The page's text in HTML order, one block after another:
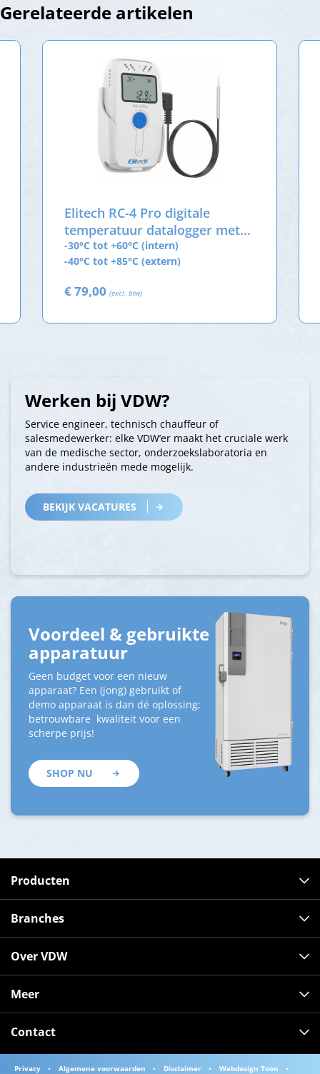
Gerelateerde artikelen
Elitech RC-4 Pro digitale
temperatuur datalogger met
externe sensor
-30°C tot +60°C (intern)
-40°C tot +85°C (extern)
€ 79,00(excl. btw)
Werken bij VDW?
Service engineer, technisch chauffeur of
salesmedewerker: elke VDW’er maakt het cruciale werk
van de medische sector, onderzoekslaboratoria en
andere industrieën mede mogelijk.
BEKIJK VACATURES
Voordeel & gebruikte
apparatuur
Geen budget voor een nieuw
apparaat? Een (jong) gebruikt of
demo apparaat is dan dé oplossing;
betrouwbare kwaliteit voor een
scherpe prijs!
SHOP NU
Producten
Branches
Over VDW
Meer
Contact
Privacy Algemene voorwaarden Disclaimer Webdesign Toon